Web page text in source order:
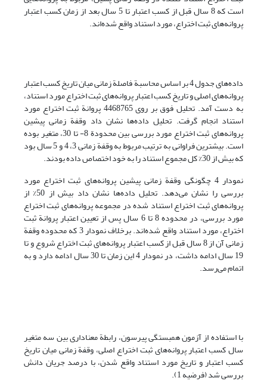
است که 8 سال قبل از کسب اعتبار تا 5 سال بعد از زمان کسب اعتبار
پروانه‌های ثبت اختراع، مورد استناد واقع شده‌اند.
داده‌های جدول 4 بر اساس محاسبة فاصلة زمانی میان تاریخ کسب اعتبار
پروانه‌های اصلی و تاریخ کسب اعتبار پروانه‌های ثبت اختراع مورد استناد،
به دست آمد. تحلیل فوق بر روی 4468765 پروانة ثبت اختراع مورد
استناد انجام گرفت. تحلیل داده‌ها نشان داد وقفة زمانی پیشین
پروانه‌های ثبت اختراع مورد بررسی بین محدودة 8- تا 30، متغیر بوده
است. بیشترین فراوانی به ترتیب مربوط به وقفة زمانی 3، 4 و 5 سال بود
که بیش از 30% کل مجموع استناد را به خود اختصاص داده بودند.
نمودار 4 چگونگی وقفة زمانی پیشین پروانه‌های ثبت اختراع مورد
بررسی را نشان می‌دهد. تحلیل داده‌ها نشان داد بیش از 50% از
پروانه‌های ثبت اختراع استناد شده در مجموعه پروانه‌های ثبت اختراع
مورد بررسی، در محدوده 8 تا 6 سال پس از تعیین اعتبار پروانة ثبت
اختراع، مورد استناد واقع شده‌اند. برخلاف نمودار 3 که محدوده وقفة
زمانی آن از 8 سال قبل از کسب اعتبار پروانه‌های ثبت اختراع شروع و تا
19 سال ادامه داشت، در نمودار 4 این زمان تا 30 سال ادامه دارد و به
اتمام می‌رسد.
با استفاده از آزمون همبستگی پیرسون، رابطة معناداری بین سه متغیر
سال کسب اعتبار پروانه‌های ثبت اختراع اصلی، وقفة زمانی میان تاریخ
کسب اعتبار و تاریخ مورد استناد واقع شدن، با درصد جریان دانش
بررسی شد (فرضیه 1).